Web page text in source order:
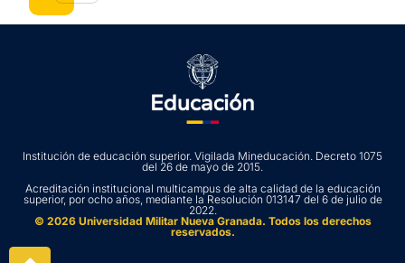
Institución de educación superior. Vigilada Mineducación. Decreto 1075
del 26 de mayo de 2015.
Acreditación institucional multicampus de alta calidad de la educación
superior, por ocho años, mediante la Resolución 013147 del 6 de julio de
2022.
© 2026 Universidad Militar Nueva Granada. Todos los derechos
reservados.